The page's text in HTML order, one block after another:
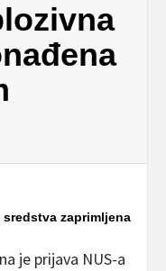
zaprimljena
je prijava NUS-a